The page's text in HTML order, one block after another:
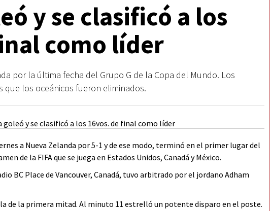
y se clasificó a los
como líder
por la última fecha del Grupo G de la Copa del Mundo. Los
que los oceánicos fueron eliminados.
a Nueva Zelanda por 5-1 y de ese modo, terminó en el primer lugar del
de la FIFA que se juega en Estados Unidos, Canadá y México.
BC Place de Vancouver, Canadá, tuvo arbitrado por el jordano Adham
de la primera mitad. Al minuto 11 estrelló un potente disparo en el poste.